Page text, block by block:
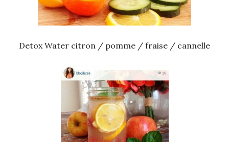
Detox Water citron / pomme / fraise / cannelle